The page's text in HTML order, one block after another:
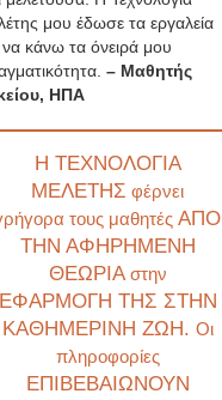
μου έδωσε τα εργαλεία
να κάνω τα όνειρά μου
– Μαθητής
ΗΠΑ
Η ΤΕΧΝΟΛΟΓΙΑ
ΜΕΛΕΤΗΣ φέρνει
τους μαθητές ΑΠΟ
ΤΗΝ ΑΦΗΡΗΜΕΝΗ
ΘΕΩΡΙΑστην
ΕΦΑΡΜΟΓΗ ΤΗΣ ΣΤΗΝ
ΚΑΘΗΜΕΡΙΝΗ ΖΩΗ. Οι
πληροφορίες
ΕΠΙΒΕΒΑΙΩΝΟΥΝ